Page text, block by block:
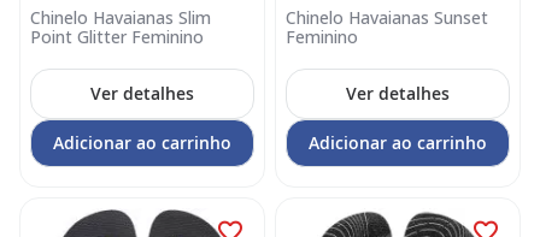
Chinelo Havaianas Slim
Point Glitter Feminino
Ver detalhes
Adicionar ao carrinho
Chinelo Havaianas Sunset
Feminino
Ver detalhes
Adicionar ao carrinho